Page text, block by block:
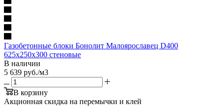
Газобетонные блоки Бонолит Малоярославец D400
625х250х300 стеновые
В наличии
5 639 руб./м3
В корзину
Акционная скидка на перемычки и клей